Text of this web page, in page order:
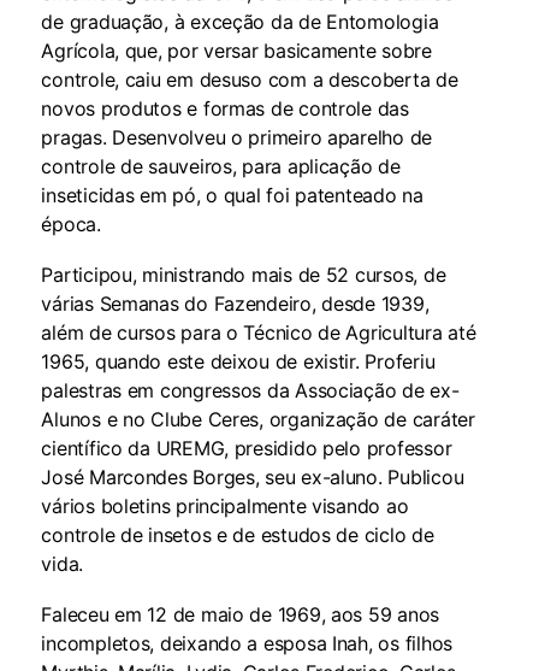
de graduação, à exceção da de Entomologia
Agrícola, que, por versar basicamente sobre
controle, caiu em desuso com a descoberta de
novos produtos e formas de controle das
pragas. Desenvolveu o primeiro aparelho de
controle de sauveiros, para aplicação de
inseticidas em pó, o qual foi patenteado na
época.
Participou, ministrando mais de 52 cursos, de
várias Semanas do Fazendeiro, desde 1939,
além de cursos para o Técnico de Agricultura até
1965, quando este deixou de existir. Proferiu
palestras em congressos da Associação de ex-
Alunos e no Clube Ceres, organização de caráter
científico da UREMG, presidido pelo professor
José Marcondes Borges, seu ex-aluno. Publicou
vários boletins principalmente visando ao
controle de insetos e de estudos de ciclo de
vida.
Faleceu em 12 de maio de 1969, aos 59 anos
incompletos, deixando a esposa Inah, os filhos